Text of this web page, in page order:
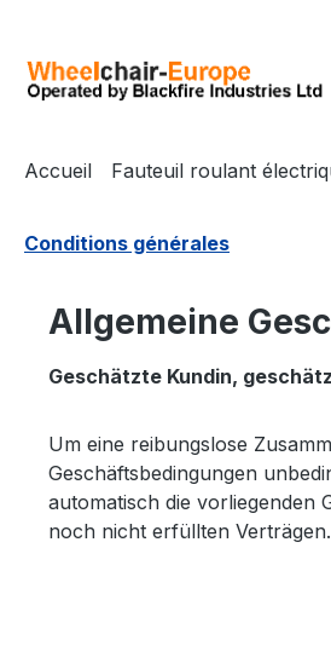
Accueil Fauteuil roulant
Conditions générales
Allgemeine
Geschätzte Kundin,
Um eine reibungslose
Geschäftsbedingungen
automatisch die vorliegenden
noch nicht erfüllten Verträgen.